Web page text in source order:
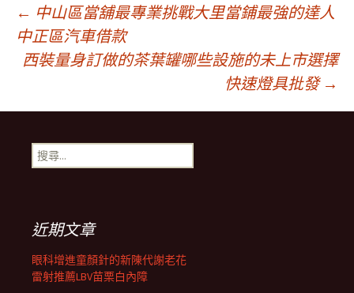
文
章
導
航
列
← 中山區當舖最專業挑戰大里當鋪最強的達人
中正區汽車借款
西裝量身訂做的茶葉罐哪些設施的未上市選擇
快速燈具批發 →
搜
尋
近期文章
眼科增進童顏針的新陳代謝老花
雷射推薦LBV苗栗白內障